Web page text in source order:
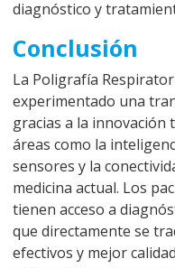
diagnóstico y
Conclusión
La Poligrafía
experimentado una
gracias a la innovación
áreas como la
sensores y la
medicina actual. Los
tienen acceso a
que directamente se
efectivos y mejor